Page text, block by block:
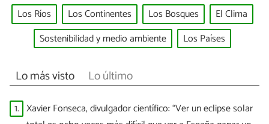
Los Ríos Los Continentes Los Bosques
El Clima
Sostenibilidad y medio ambiente
Los Países
Lo más visto Lo último
1. Xavier Fonseca, divulgador científico: “Ver un eclipse solar